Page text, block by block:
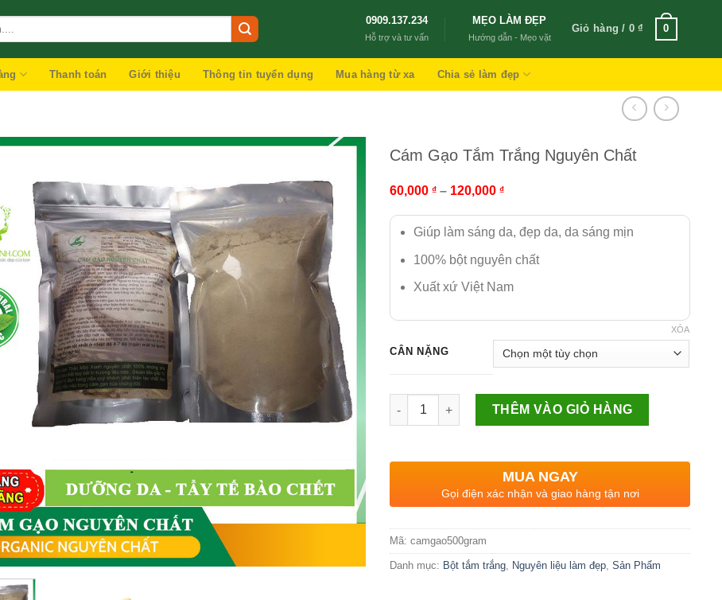
0909.137.234
Hỗ trợ và tư vấn
MẸO LÀM ĐẸP
Hướng dẫn - Mẹo vặt
Giỏ hàng / 0₫ 0
Thanh toán Giới thiệu Thông tin tuyển dụng Mua hàng từ xa Chia sẻ làm đẹp
Cám Gạo Tắm Trắng Nguyên Chất
60,000₫ – 120,000₫
Giúp làm sáng da, đẹp da, da sáng mịn
100% bột nguyên chất
Xuất xứ Việt Nam
CÂN NẶNG
XÓA
Số lượng
THÊM VÀO GIỎ HÀNG
MUA NGAY
Gọi điện xác nhận và giao hàng tận nơi
Mã:camgao500gram
Danh mục: Bột tắm trắng Nguyên liệu làm đẹp ,Sản Phẩm